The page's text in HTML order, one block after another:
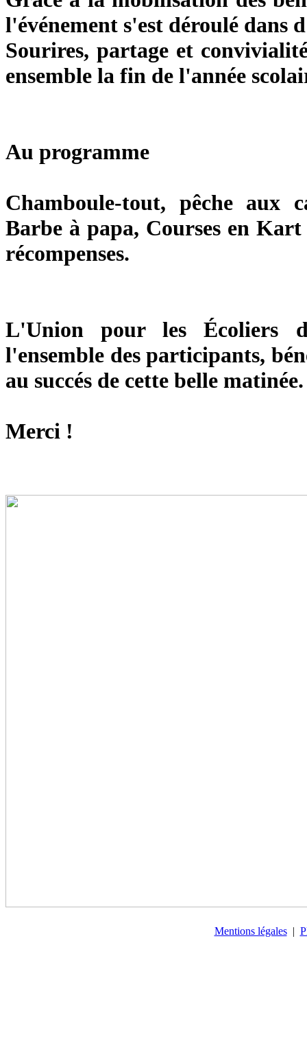
l'événement s'est déroulé dans
Sourires, partage et
ensemble la fin de l'année
Au programme
Chamboule-tout, pêche aux
Barbe à papa, Courses en Kart
récompenses.
L'Union pour les Écoliers
l'ensemble des participants,
au succés de cette belle matinée.
Merci !
Mentions légales |